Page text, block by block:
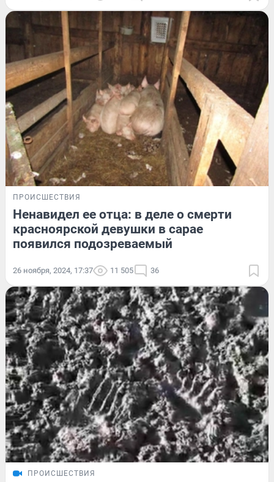
ПРОИСШЕСТВИЯ
Ненавидел ее отца: в деле о смерти
красноярской девушки в сарае
появился подозреваемый
26 ноября, 2024, 17:37 11 505 36
ПРОИСШЕСТВИЯ